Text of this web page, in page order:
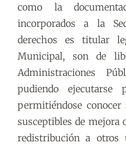
como la
incorporados a la
derechos es titular
Municipal, son de
Administraciones
pudiendo ejecutarse
permitiéndose
susceptibles de mejora
redistribución a otros